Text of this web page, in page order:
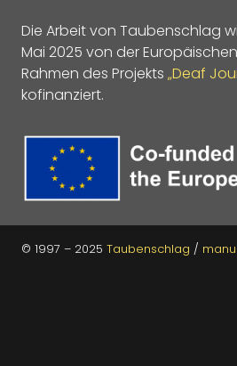
Die Arbeit von Taubenschlag
Mai 2025 von der
Rahmen des Projekts „Deaf
kofinanziert.
© 1997 – 2025 Taubenschlag /